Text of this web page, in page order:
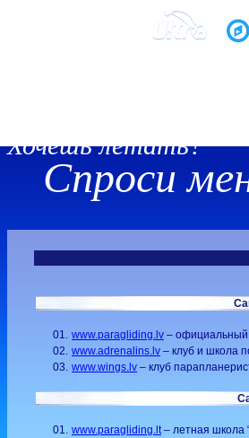
Хочешь летать?
Спроси
01. www.paragliding.lv – официальный
02. www.adrenalins.lv – клуб и школа
03. www.wings.lv – клуб
01. www.paragliding.lt– летная школа